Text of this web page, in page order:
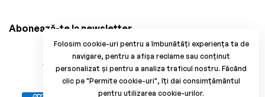
Abonează-te la newsletter
© 2025 Brico Mania, CUI: 38034914, Reg. Com.
J33/1371/2017. All Rights Reserved.
Folosim cookie-uri pentru a îmbunătăți experiența ta de
navigare, pentru a afișa reclame sau conținut
personalizat și pentru a analiza traficul nostru. Făcând
clic pe "Permite cookie-uri", îți dai consimțământul
pentru utilizarea cookie-urilor.